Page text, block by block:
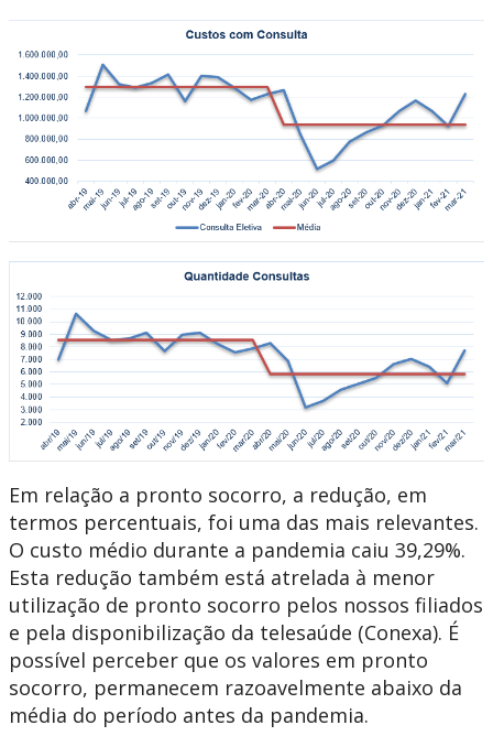
Em relação a pronto socorro, a redução, em
termos percentuais, foi uma das mais relevantes.
O custo médio durante a pandemia caiu 39,29%.
Esta redução também está atrelada à menor
utilização de pronto socorro pelos nossos filiados
e pela disponibilização da telesaúde (Conexa). É
possível perceber que os valores em pronto
socorro, permanecem razoavelmente abaixo da
média do período antes da pandemia.